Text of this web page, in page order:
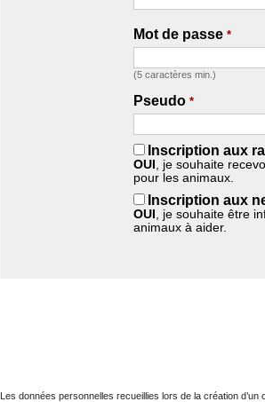
Mot de passe *
(5 caractères min.)
Pseudo *
Inscription aux
OUI , je souhaite
pour les animaux.
Inscription aux
OUI , je souhaite être
animaux à aider.
Les données personnelles recueillies lors de la création